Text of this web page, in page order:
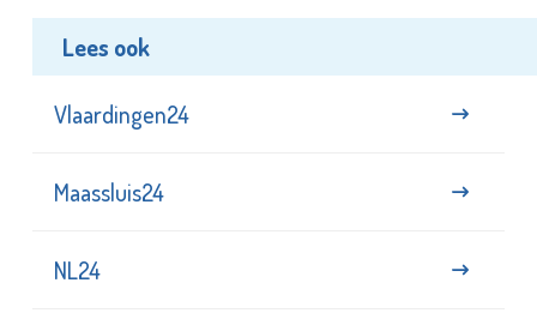
Lees ook
Vlaardingen24
Maassluis24
NL24